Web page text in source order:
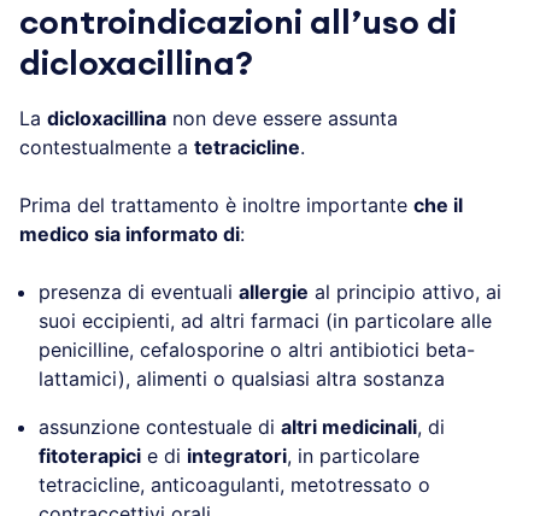
controindicazioni all’uso di
dicloxacillina?
La dicloxacillina non deve essere assunta
contestualmente a tetracicline.
Prima del trattamento è inoltre importante che il
medico sia informato di:
presenza di eventuali allergie al principio attivo, ai
suoi eccipienti, ad altri farmaci (in particolare alle
penicilline, cefalosporine o altri antibiotici beta-
lattamici), alimenti o qualsiasi altra sostanza
assunzione contestuale di altri medicinali, di
fitoterapici e di integratori, in particolare
tetracicline, anticoagulanti, metotressato o